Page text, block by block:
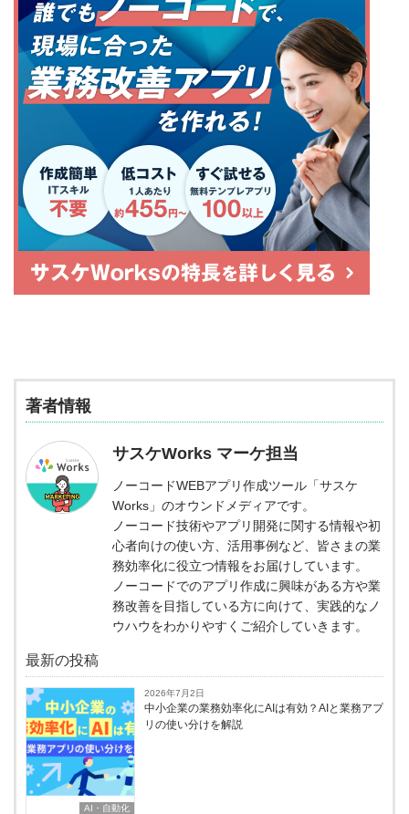
著者情報
サスケWorks マーケ担当
ノーコードWEBアプリ作成ツール「サスケ
Works」のオウンドメディアです。
ノーコード技術やアプリ開発に関する情報や初
心者向けの使い方、活用事例など、皆さまの業
務効率化に役立つ情報をお届けしています。
ノーコードでのアプリ作成に興味がある方や業
務改善を目指している方に向けて、実践的なノ
ウハウをわかりやすくご紹介していきます。
最新の投稿
AI・自動化
2026年7月2日
中小企業の業務効率化にAIは有効？AIと業務アプ
リの使い分けを解説